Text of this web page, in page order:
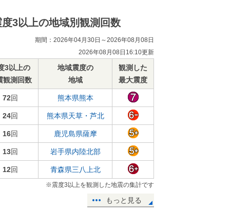
度3以上の地域別観測回数
期間：2026年04月30日～2026年08月08日
2026年08月08日16:10更新
3以上の
観測回数
地域震度の
地域
観測した
最大震度
72回 熊本県熊本
24回 熊本県天草・芦北
16回 鹿児島県薩摩
13回 岩手県内陸北部
12回 青森県三八上北
※震度3以上を観測した地震の集計です
もっと見る